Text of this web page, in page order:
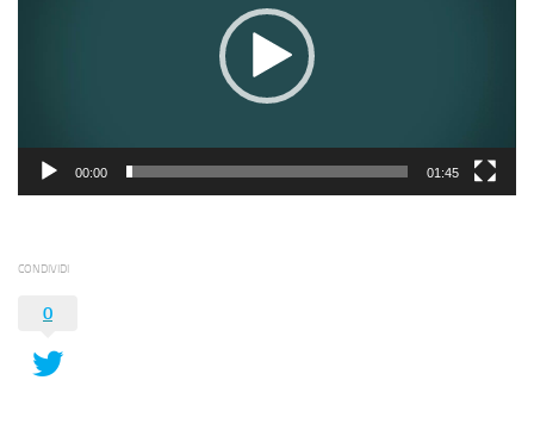
00:00 01:45
CONDIVIDI
0